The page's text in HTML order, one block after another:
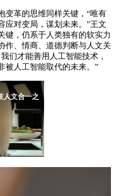
变革的思维同样关键，“唯有
应对变局，谋划未来。”王文
键，仍系于人类独有的软实力
、情商、道德判断与人文关
们才能善用人工智能技术，
被人工智能取代的未来。”